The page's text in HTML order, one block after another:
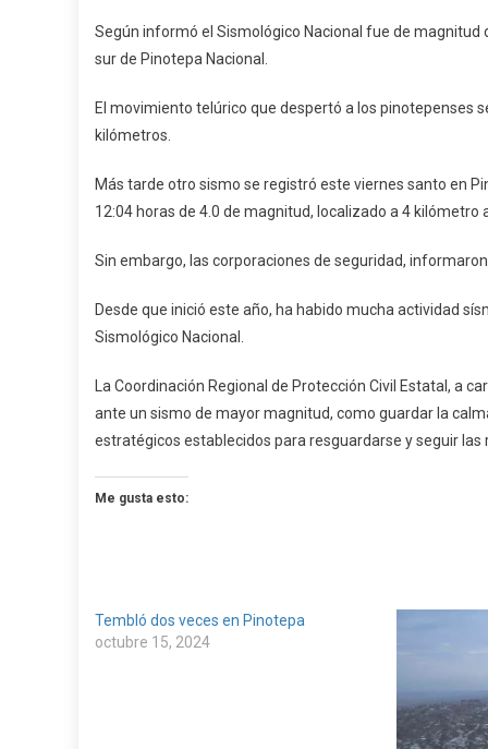
Pinotepa
Según informó el Sismológico Nacional fue de magnitud
sur de Pinotepa Nacional.
El movimiento telúrico que despertó a los pinotepenses
kilómetros.
Más tarde otro sismo se registró este viernes santo en
12:04 horas de 4.0 de magnitud, localizado a 4 kilómetro
Sin embargo, las corporaciones de seguridad,
Desde que inició este año, ha habido mucha actividad
Sismológico Nacional.
La Coordinación Regional de Protección Civil Estatal, a
ante un sismo de mayor magnitud, como guardar la
estratégicos establecidos para resguardarse y seguir
Me gusta esto:
Tembló dos veces en Pinotepa
octubre 15, 2024